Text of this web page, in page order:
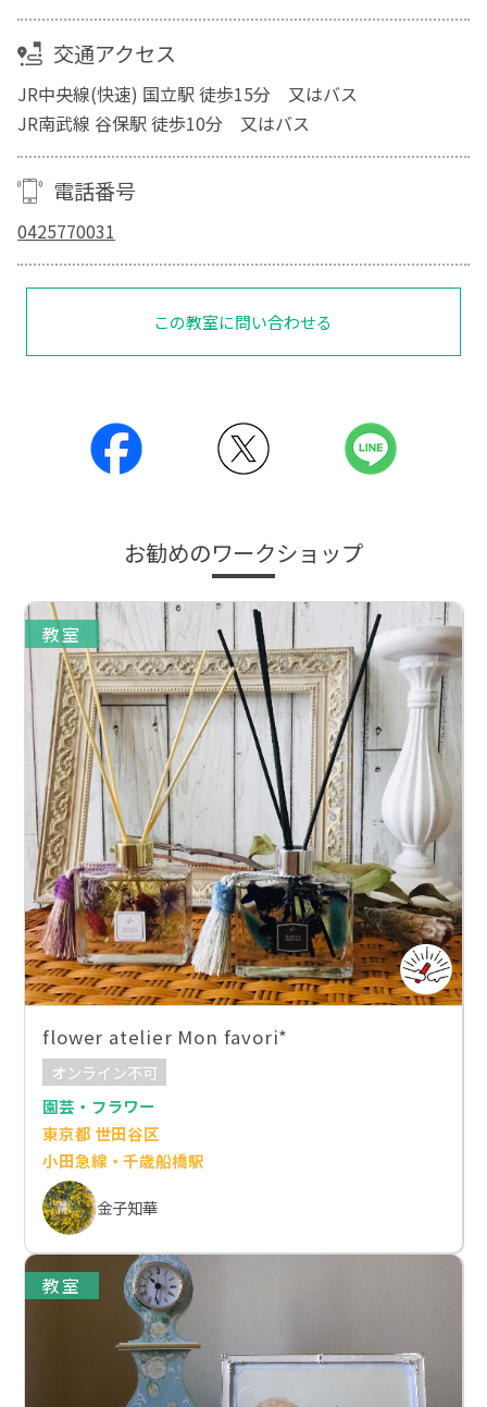
交通アクセス
JR中央線(快速) 国立駅 徒歩15分 又はバス
JR南武線 谷保駅 徒歩10分 又はバス
電話番号
0425770031
この教室に問い合わせる
お勧めのワークショップ
教室
flower atelier Mon favori*
オンライン不可
園芸・フラワー
東京都 世田谷区
小田急線・千歳船橋駅
金子知華
教室